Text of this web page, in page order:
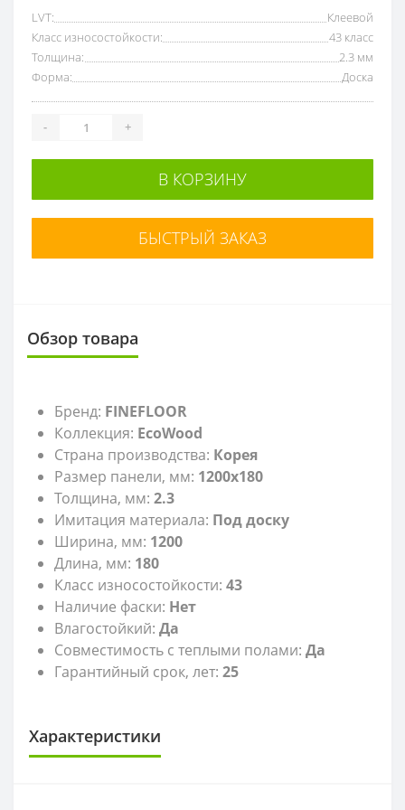
LVT:
Клеевой
Класс износостойкости:
43 класс
Толщина:
2.3 мм
Форма:
Доска
- +
В КОРЗИНУ
БЫСТРЫЙ ЗАКАЗ
Обзор товара
Бренд: FINEFLOOR
Коллекция: EcoWood
Страна производства: Корея
Размер панели, мм: 1200x180
Толщина, мм: 2.3
Имитация материала: Под доску
Ширина, мм: 1200
Длина, мм: 180
Класс износостойкости: 43
Наличие фаски: Нет
Влагостойкий: Да
Совместимость с теплыми полами: Да
Гарантийный срок, лет: 25
Характеристики